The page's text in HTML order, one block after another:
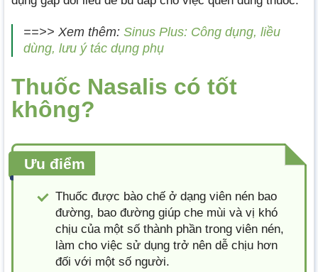
==>> Xem thêm: Sinus Plus: Công dụng, liều
dùng, lưu ý tác dụng phụ
Thuốc Nasalis có tốt
không?
Ưu điểm
Thuốc được bào chế ở dạng viên nén bao
đường, bao đường giúp che mùi và vị khó
chịu của một số thành phần trong viên nén,
làm cho việc sử dụng trở nên dễ chịu hơn
đối với một số người.